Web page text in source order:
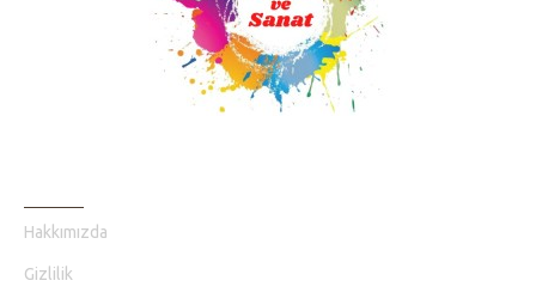
Hakkımızda
Gizlilik